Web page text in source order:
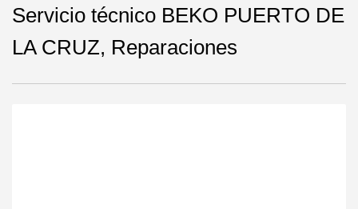
Servicio técnico BEKO PUERTO DE
LA CRUZ, Reparaciones